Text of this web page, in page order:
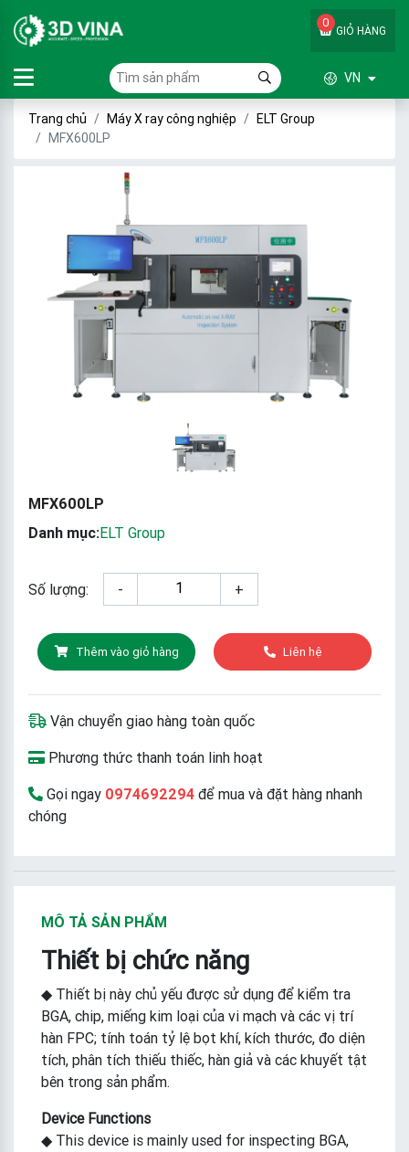
GIỎ HÀNG
0
VN
Trang chủ Máy X ray công nghiệp
ELT Group
MFX600LP
MFX600LP
Danh mục:ELT Group
Số lượng: - +
Thêm vào giỏ hàng Liên hệ
Vận chuyển giao hàng toàn quốc
Phương thức thanh toán linh hoạt
Gọi ngay 0974692294 để mua và đặt hàng nhanh
chóng
MÔ TẢ SẢN PHẨM
Thiết bị chức năng
◆ Thiết bị này chủ yếu được sử dụng để kiểm tra
BGA, chip, miếng kim loại của vi mạch và các vị trí
hàn FPC; tính toán tỷ lệ bọt khí, kích thước, đo diện
tích, phân tích thiếu thiếc, hàn giả và các khuyết tật
bên trong sản phẩm.
Device Functions
◆ This device is mainly used for inspecting BGA,